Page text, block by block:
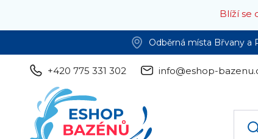
Blíží se
Odběrná místa Břvany a
+420 775 331 302 info@eshop-